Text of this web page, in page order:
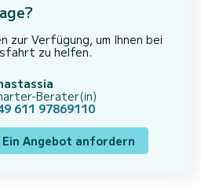
zur Verfügung, um Ihnen bei
zu helfen.
Berater(in)
611 97869110
Ein Angebot anfordern